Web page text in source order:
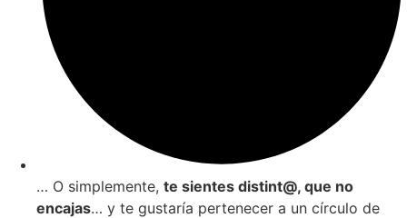
… O simplemente, te sientes distint@, que no
encajas… y te gustaría pertenecer a un círculo de